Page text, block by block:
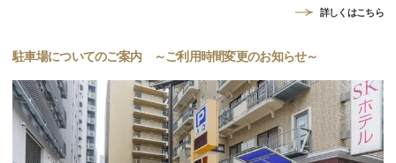
詳しくはこちら
駐車場についてのご案内 ～ご利用時間変更のお知らせ～